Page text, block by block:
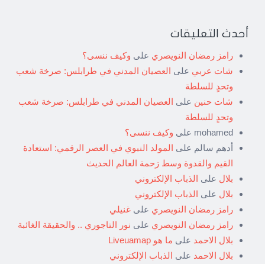
أحدث التعليقات
رامز رمضان النويصري على وكيف ننسى؟
شات عربي على العصيان المدني في طرابلس: صرخة شعب
وتحدٍ للسلطة
شات حنين على العصيان المدني في طرابلس: صرخة شعب
وتحدٍ للسلطة
mohamed على وكيف ننسى؟
أدهم سالم على المولد النبوي في العصر الرقمي: استعادة
القيم والقدوة وسط زحمة العالم الحديث
بلال على الذباب الإلكتروني
بلال على الذباب الإلكتروني
رامز رمضان النويصري على غنيلي
رامز رمضان النويصري على نور التاجوري .. والحقيقة الغائبة
بلال الاحمد على ما هو Liveuamap
بلال الاحمد على الذباب الإلكتروني